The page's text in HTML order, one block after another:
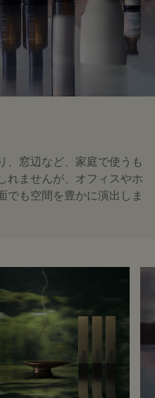
、窓辺など、家庭で使うも
れませんが、オフィスやホ
でも空間を豊かに演出しま